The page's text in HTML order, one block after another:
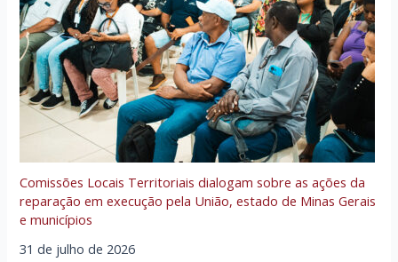
Comissões Locais Territoriais dialogam sobre as ações da
reparação em execução pela União, estado de Minas Gerais
e municípios
31 de julho de 2026